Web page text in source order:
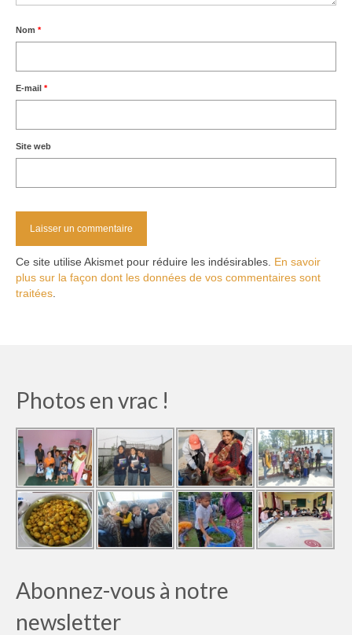
Nom *
E-mail *
Site web
Ce site utilise Akismet pour réduire les indésirables. En savoir
plus sur la façon dont les données de vos commentaires sont
traitées
Photos en vrac !
Abonnez-vous à notre
newsletter